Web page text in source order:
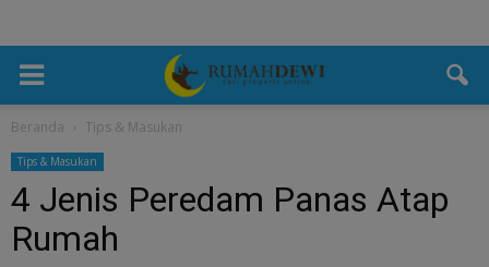
Beranda Tips & Masukan
Tips & Masukan
4 Jenis Peredam Panas Atap
Rumah